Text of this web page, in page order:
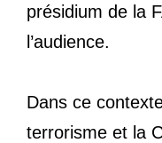
présidium de la
l’audience.
Dans ce
terrorisme et la